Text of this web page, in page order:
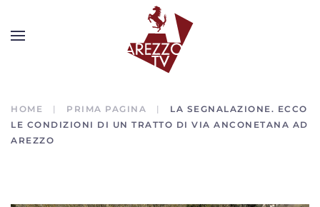
HOME PRIMA PAGINA
LA SEGNALAZIONE. ECCO
LE CONDIZIONI DI UN TRATTO DI VIA ANCONETANA AD
AREZZO